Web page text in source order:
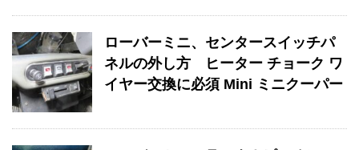
ローバーミニ、センタースイッチパ
ネルの外し方 ヒーター チョーク ワ
イヤー交換に必須 Mini ミニクーパー